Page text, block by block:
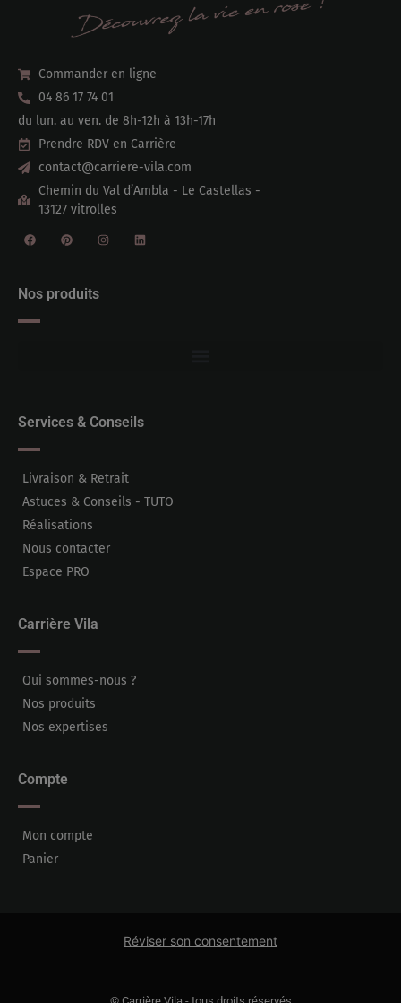
Commander en ligne
04 86 17 74 01
du lun. au ven. de 8h-12h à 13h-17h
Prendre RDV en Carrière
contact@carriere-vila.com
Chemin du Val d’Ambla - Le Castellas -
13127 vitrolles
Nos produits
Services & Conseils
Livraison & Retrait
Astuces & Conseils - TUTO
Réalisations
Nous contacter
Espace PRO
Carrière Vila
Qui sommes-nous ?
Nos produits
Nos expertises
Compte
Mon compte
Panier
Réviser son consentement